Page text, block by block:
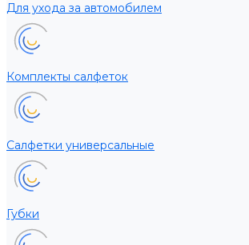
Для ухода за автомобилем
Комплекты салфеток
Салфетки универсальные
Губки